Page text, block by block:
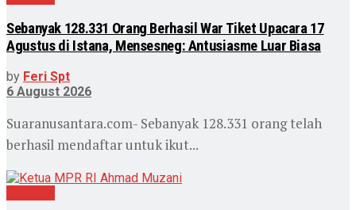
Sebanyak 128.331 Orang Berhasil War Tiket Upacara 17
Agustus di Istana, Mensesneg: Antusiasme Luar Biasa
by Feri Spt
6 August 2026
Suaranusantara.com- Sebanyak 128.331 orang telah
berhasil mendaftar untuk ikut...